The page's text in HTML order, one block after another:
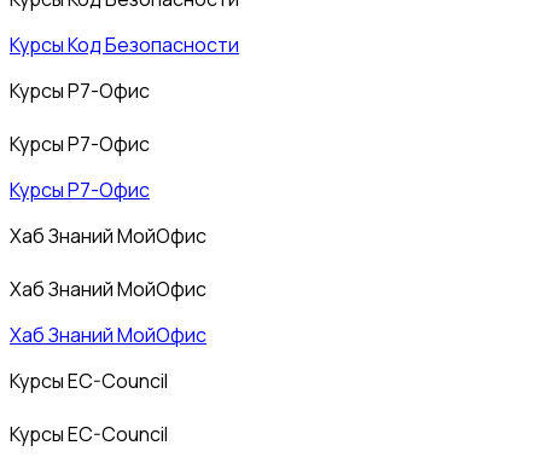
Курсы Код Безопасности
Курсы Р7-Офис
Курсы Р7-Офис
Курсы Р7-Офис
Хаб Знаний МойОфис
Хаб Знаний МойОфис
Хаб Знаний МойОфис
Курсы EC-Council
Курсы EC-Council